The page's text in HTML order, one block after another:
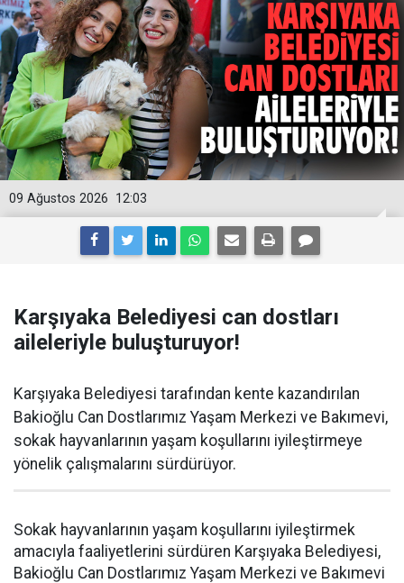
12:03
09 Ağustos 2026
Karşıyaka Belediyesi can dostları
aileleriyle buluşturuyor!
Karşıyaka Belediyesi tarafından kente kazandırılan
Bakioğlu Can Dostlarımız Yaşam Merkezi ve Bakımevi,
sokak hayvanlarının yaşam koşullarını iyileştirmeye
yönelik çalışmalarını sürdürüyor.
Sokak hayvanlarının yaşam koşullarını iyileştirmek
amacıyla faaliyetlerini sürdüren Karşıyaka Belediyesi,
Bakioğlu Can Dostlarımız Yaşam Merkezi ve Bakımevi